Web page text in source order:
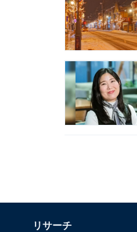
リサーチ